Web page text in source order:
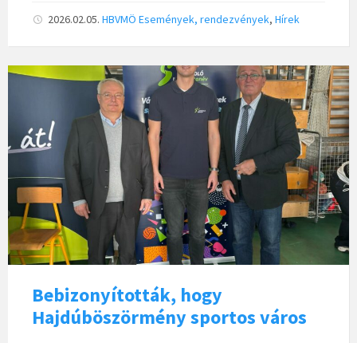
2026.02.05. HBVMÖ Események, rendezvények, Hírek
Bebizonyították, hogy
Hajdúböszörmény sportos város